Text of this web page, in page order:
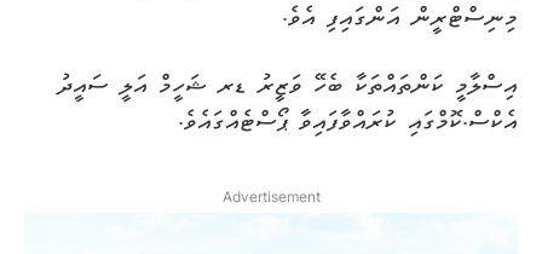
މިނިސްޓްރީން އަންގައިފި އެވެ.
އިސްލާމީ ކަންތައްތަކާ ބެހޭ ވަޒީރު ޑރ ޝަހީމް އަލީ ސައީދު
އެކްސް.ކޮމްގައި ކުރައްވާފައިވާ ޕޯސްޓެއްގައެވެ.
Advertisement